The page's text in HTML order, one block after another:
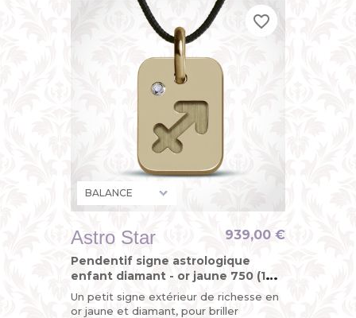
Astro Star
Pendentif signe astrologique
enfant diamant - or jaune 750 (18
carats)
Un petit signe extérieur de richesse en
or jaune et diamant, pour briller
939,00 €
favorite_border
favorite_border
favorite_border